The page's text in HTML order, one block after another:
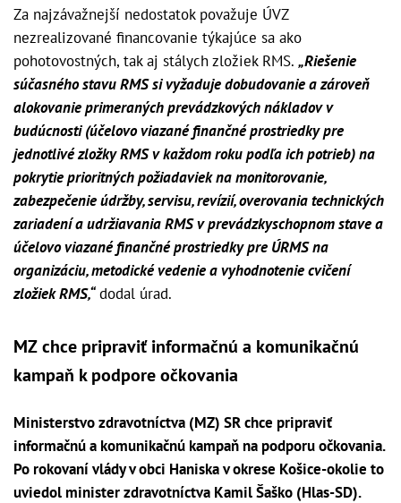
Za najzávažnejší nedostatok považuje ÚVZ
nezrealizované financovanie týkajúce sa ako
pohotovostných, tak aj stálych zložiek RMS. „Riešenie
súčasného stavu RMS si vyžaduje dobudovanie a zároveň
alokovanie primeraných prevádzkových nákladov v
budúcnosti (účelovo viazané finančné prostriedky pre
jednotlivé zložky RMS v každom roku podľa ich potrieb) na
pokrytie prioritných požiadaviek na monitorovanie,
zabezpečenie údržby, servisu, revízií, overovania technických
zariadení a udržiavania RMS v prevádzkyschopnom stave a
účelovo viazané finančné prostriedky pre ÚRMS na
organizáciu, metodické vedenie a vyhodnotenie cvičení
zložiek RMS,“dodal úrad.
MZ chce pripraviť informačnú a komunikačnú
kampaň k podpore očkovania
Ministerstvo zdravotníctva (MZ) SR chce pripraviť
informačnú a komunikačnú kampaň na podporu očkovania.
Po rokovaní vlády v obci Haniska v okrese Košice-okolie to
uviedol minister zdravotníctva Kamil Šaško (Hlas-SD).